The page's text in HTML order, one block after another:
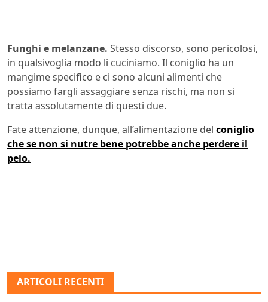
Funghi e melanzane. Stesso discorso, sono pericolosi,
in qualsivoglia modo li cuciniamo. Il coniglio ha un
mangime specifico e ci sono alcuni alimenti che
possiamo fargli assaggiare senza rischi, ma non si
tratta assolutamente di questi due.
Fate attenzione, dunque, all’alimentazione del coniglio
che se non si nutre bene potrebbe anche perdere il
pelo.
ARTICOLI RECENTI